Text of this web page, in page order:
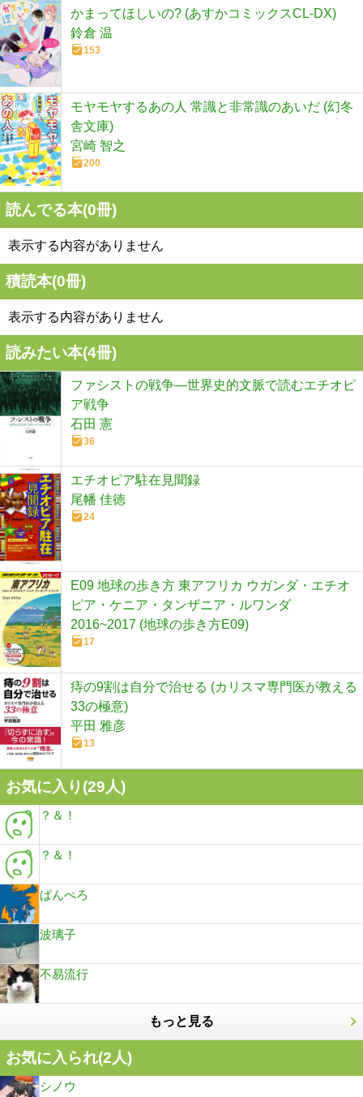
かまってほしいの? (あすかコミックスCL-DX)
鈴倉 温
153
モヤモヤするあの人 常識と非常識のあいだ (幻冬
舎文庫)
宮崎 智之
200
読んでる本(0冊)
表示する内容がありません
積読本(0冊)
表示する内容がありません
読みたい本(4冊)
ファシストの戦争―世界史的文脈で読むエチオピ
ア戦争
石田 憲
36
エチオピア駐在見聞録
尾幡 佳徳
24
E09 地球の歩き方 東アフリカ ウガンダ・エチオ
ピア・ケニア・タンザニア・ルワンダ
2016~2017 (地球の歩き方E09)
17
痔の9割は自分で治せる (カリスマ専門医が教える
33の極意)
平田 雅彦
13
お気に入り(29人)
？＆！
？＆！
ぱんぺろ
波璃子
不易流行
もっと見る
お気に入られ(2人)
シノウ